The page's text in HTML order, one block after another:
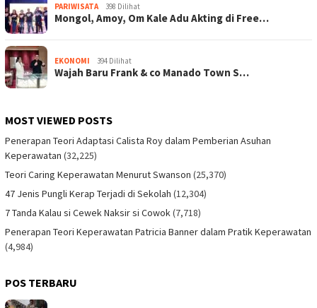
PARIWISATA 398 Dilihat
Mongol, Amoy, Om Kale Adu Akting di Free…
EKONOMI 394 Dilihat
Wajah Baru Frank & co Manado Town S…
MOST VIEWED POSTS
Penerapan Teori Adaptasi Calista Roy dalam Pemberian Asuhan
Keperawatan (32,225)
Teori Caring Keperawatan Menurut Swanson (25,370)
47 Jenis Pungli Kerap Terjadi di Sekolah (12,304)
7 Tanda Kalau si Cewek Naksir si Cowok(7,718)
Penerapan Teori Keperawatan Patricia Banner dalam Pratik Keperawatan
(4,984)
POS TERBARU